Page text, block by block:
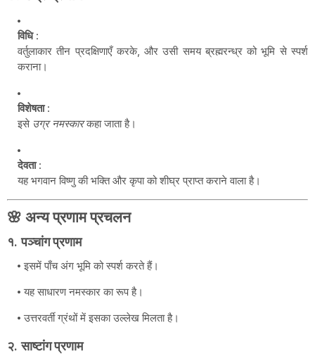
विधि:
वर्तुलाकार तीन प्रदक्षिणाएँ करके, और उसी समय ब्रह्मरन्ध्र को भूमि से स्पर्श
कराना।
विशेषता:
इसे उग्र नमस्कारकहा जाता है।
देवता:
यह भगवान विष्णु की भक्ति और कृपा को शीघ्र प्राप्त कराने वाला है।
🌸 अन्य प्रणाम प्रचलन
१.पञ्चांग प्रणाम
इसमें पाँच अंग भूमि को स्पर्श करते हैं।
यह साधारण नमस्कार का रूप है।
उत्तरवर्ती ग्रंथों में इसका उल्लेख मिलता है।
२.साष्टांग प्रणाम